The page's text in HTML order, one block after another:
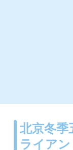
北京冬季
ライアン